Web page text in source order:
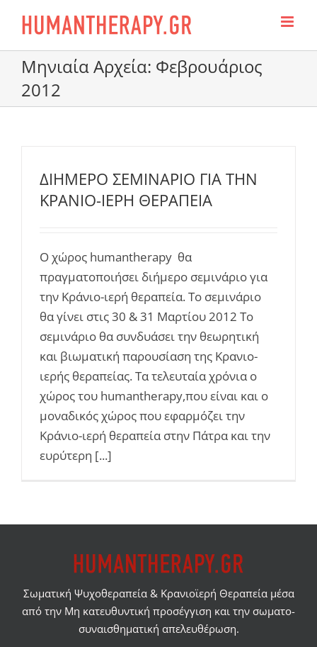
content
Μηνιαία Αρχεία: Φεβρουάριος
2012
ΔΙΗΜΕΡΟ ΣΕΜΙΝΑΡΙΟ ΓΙΑ ΤΗΝ
ΚΡΑΝΙΟ-ΙΕΡΗ ΘΕΡΑΠΕΙΑ
Ο χώρος humantherapy θα
πραγματοποιήσει διήμερο σεμινάριο για
την Κράνιο-ιερή θεραπεία. Το σεμινάριο
θα γίνει στις 30 & 31 Μαρτίου 2012 Το
σεμινάριο θα συνδυάσει την θεωρητική
και βιωματική παρουσίαση της Κρανιο-
ιερής θεραπείας. Τα τελευταία χρόνια ο
χώρος του humantherapy,που είναι και ο
μοναδικός χώρος που εφαρμόζει την
Κράνιο-ιερή θεραπεία στην Πάτρα και την
ευρύτερη [...]
Σωματική Ψυχοθεραπεία & Κρανιοϊερή Θεραπεία μέσα
από την Μη κατευθυντική προσέγγιση και την σωματο-
συναισθηματική απελευθέρωση.